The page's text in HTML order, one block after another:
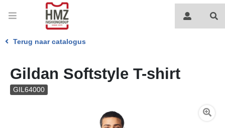
Terug naar catalogus
Gildan Softstyle T-shirt
GIL64000